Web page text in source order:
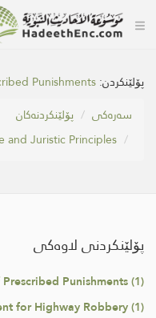
پۆلێنکردن:Punishments
سه‌ره‌كی
پۆلێنکردنەکان
and Juristic Principles
پۆلێنکردنی لاوەکی
Punishments (1)
for Highway Robbery (1)